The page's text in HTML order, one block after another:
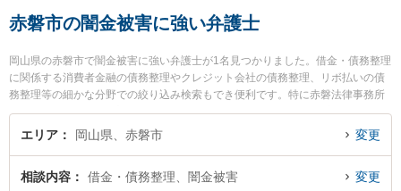
赤磐市の闇金被害に強い弁護士
岡山県の赤磐市で闇金被害に強い弁護士が1名見つかりました。借金・債務整理
に関係する消費者金融の債務整理やクレジット会社の債務整理、リボ払いの債
務整理等の細かな分野での絞り込み検索もでき便利です。特に赤磐法律事務所
の青木 一馬弁護士のプロフィール情報や弁護士費用、強みなどが注目されてい
ます。『赤磐市で土日や夜間に発生した闇金被害のトラブルを今すぐに弁護士
約したい』などでお困りの相談者さんにおすすめです。
エリア 岡山県、赤磐市 変更
相談内容 借金・債務整理、闇金被害 変更